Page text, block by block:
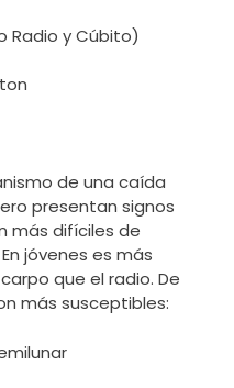
Radio y Cúbito)
de una caída
presentan signos
más difíciles de
jóvenes es más
que el radio. De
más susceptibles: